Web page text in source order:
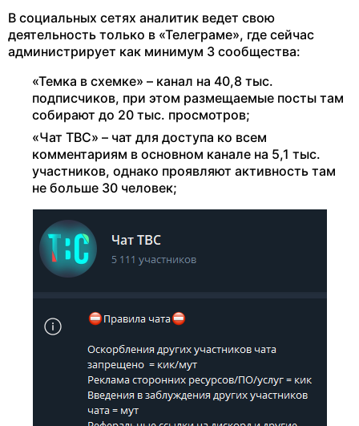
В социальных сетях аналитик ведет свою
деятельность только в «Телеграме», где сейчас
администрирует как минимум 3 сообщества:
«Темка в схемке» – канал на 40,8 тыс.
подписчиков, при этом размещаемые посты там
собирают до 20 тыс. просмотров;
«Чат ТВС» – чат для доступа ко всем
комментариям в основном канале на 5,1 тыс.
участников, однако проявляют активность там
не больше 30 человек;